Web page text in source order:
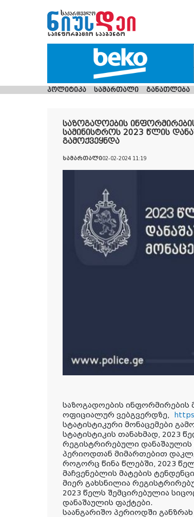
პოლიტიკა სამართალი განათლება
საზოგადოების
სამინისტროს 2023 წლის
გამოქვეყნდა
სამართალი02-02-2024 11:19
საზოგადოების ინფორმირების
ოფიციალურ ვებგვერდზე,
სტატისტიკური მონაცემები
სტატისტიკის თანახმად, 2023
რეგისტრირებული დანაშაულის
პერიოდთან მიმართებით
როგორც წინა წლებში, 2023
მაჩვენებლის მატების
მიერ გახსნილია
2023 წელს შემცირებულია
დანაშაულის ფაქტები.
საანგარიშო პერიოდში